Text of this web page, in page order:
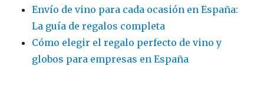
Envío de vino para cada ocasión en España:
La guía de regalos completa
Cómo elegir el regalo perfecto de vino y
globos para empresas en España